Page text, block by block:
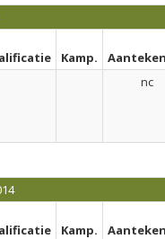
Kamp.
nc
Kamp.